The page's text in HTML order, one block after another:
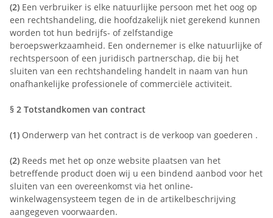
(2) Een verbruiker is elke natuurlijke persoon met het oog op
een rechtshandeling, die hoofdzakelijk niet gerekend kunnen
worden tot hun bedrijfs- of zelfstandige
beroepswerkzaamheid. Een ondernemer is elke natuurlijke of
rechtspersoon of een juridisch partnerschap, die bij het
sluiten van een rechtshandeling handelt in naam van hun
onafhankelijke professionele of commerciële activiteit.
§ 2 Totstandkomen van contract
(1) Onderwerp van het contract is de verkoop van goederen .
(2) Reeds met het op onze website plaatsen van het
betreffende product doen wij u een bindend aanbod voor het
sluiten van een overeenkomst via het online-
winkelwagensysteem tegen de in de artikelbeschrijving
aangegeven voorwaarden.